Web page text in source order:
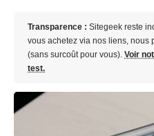
Transparence : Sitegeek reste
vous achetez via nos liens, nous
(sans surcoût pour vous). Voir
test.